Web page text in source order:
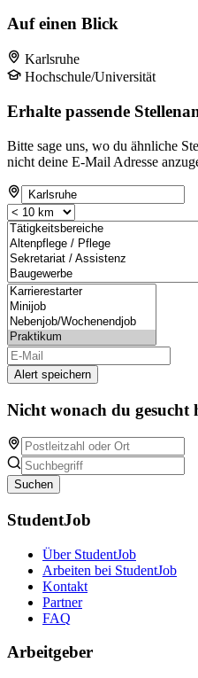
Auf einen Blick
Karlsruhe
Hochschule/Universität
Erhalte passende
Bitte sage uns, wo du ähnliche
nicht deine E-Mail Adresse
Alert speichern
Nicht wonach du gesucht
Suchen
StudentJob
Über StudentJob
Arbeiten bei StudentJob
Kontakt
Partner
FAQ
Arbeitgeber